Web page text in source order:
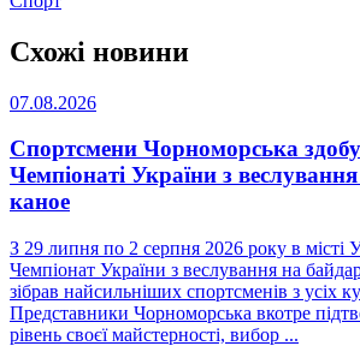
Схожі новини
07.08.2026
Спортсмени Чорноморська
Чемпіонаті України з
каное
З 29 липня по 2 серпня 2026 року в місті
Чемпіонат України з веслування на
зібрав найсильніших спортсменів з усіх
Представники Чорноморська вкотре
рівень своєї майстерності, вибор ...